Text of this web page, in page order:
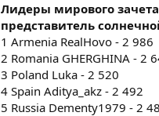
Лидеры мирового
представитель
1 Armenia RealHovo - 2 986
2 Romania GHERGHINA - 2
3 Poland Luka - 2 520
4 Spain Aditya_akz - 2 492
5 Russia Dementy1979 - 2